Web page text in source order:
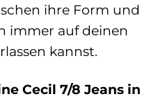
ihre Form und
immer auf deinen
kannst.
Cecil 7/8 Jeans in